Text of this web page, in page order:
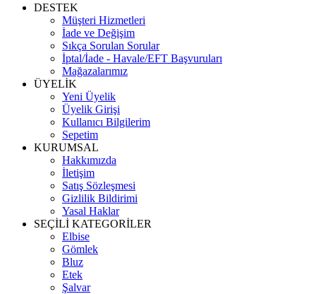
DESTEK
Müşteri Hizmetleri
İade ve Değişim
Sıkça Sorulan Sorular
İptal/İade - Havale/EFT Başvuruları
Mağazalarımız
ÜYELİK
Yeni Üyelik
Üyelik Girişi
Kullanıcı Bilgilerim
Sepetim
KURUMSAL
Hakkımızda
İletişim
Satış Sözleşmesi
Gizlilik Bildirimi
Yasal Haklar
SEÇİLİ KATEGORİLER
Elbise
Gömlek
Bluz
Etek
Şalvar